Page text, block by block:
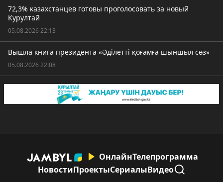
72,3% казахстанцев готовы проголосовать за новый
Курултай
05.08.2026 22:13
Вышла книга президента «Әділетті қоғамға шыншыл сөз»
05.08.2026 22:08
ОнлайнТелепрограмма
НовостиПроектыСериалыВидео